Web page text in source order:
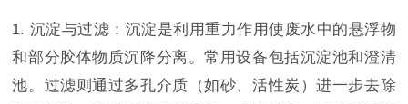
1. 沉淀与过滤：沉淀是利用重力作用使废水中的悬浮物
和部分胶体物质沉降分离。常用设备包括沉淀池和澄清
池。过滤则通过多孔介质（如砂、活性炭）进一步去除